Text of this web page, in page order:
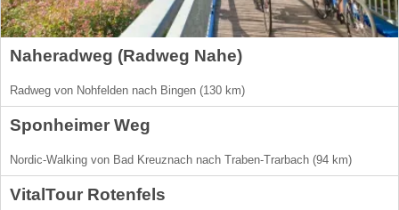
Naheradweg (Radweg Nahe)
Radweg von Nohfelden nach Bingen (130 km)
Sponheimer Weg
Nordic-Walking von Bad Kreuznach nach Traben-Trarbach (94 km)
VitalTour Rotenfels